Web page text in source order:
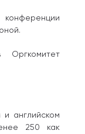
и английском
250 как